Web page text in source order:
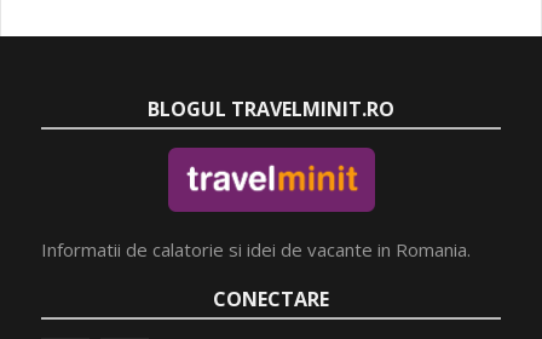
BLOGUL TRAVELMINIT.RO
Informatii de calatorie si idei de vacante in Romania.
CONECTARE